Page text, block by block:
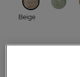
Beige